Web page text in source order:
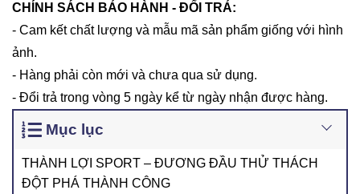
CHÍNH SÁCH BẢO HÀNH - ĐỔI TRẢ:
- Cam kết chất lượng và mẫu mã sản phẩm giống với hình
ảnh.
- Hàng phải còn mới và chưa qua sử dụng.
- Đổi trả trong vòng 5 ngày kể từ ngày nhận được hàng.
Mục lục
THÀNH LỢI SPORT – ĐƯƠNG ĐẦU THỬ THÁCH
ĐỘT PHÁ THÀNH CÔNG